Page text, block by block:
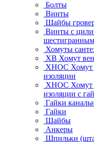
Болты
Винты
Шайбы
Винты с
Хомуты
ХВ Хомут
ХНОС Хомут
изоляции
ХНОС Хомут
изоляции с
Гайки
Гайки
Шайбы
Анкеры
Шпильки